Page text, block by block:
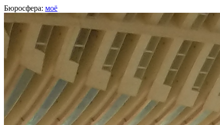
Бюросфера: моё
Евгений Кузнецов
Дизайнер, Северодвинск/Москва
О себе
Советы
Подборки
Дизайн-собака
Сертификат Школы дизайнеров
http://be.net/evgenkatz
Фейсбук